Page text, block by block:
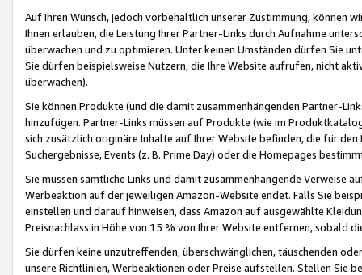
Auf Ihren Wunsch, jedoch vorbehaltlich unserer Zustimmung, können
Ihnen erlauben, die Leistung Ihrer Partner-Links durch Aufnahme
überwachen und zu optimieren. Unter keinen Umständen dürfen Sie
Sie dürfen beispielsweise Nutzern, die Ihre Website aufrufen, nicht
überwachen).
Sie können Produkte (und die damit zusammenhängenden Partner-
hinzufügen. Partner-Links müssen auf Produkte (wie im
sich zusätzlich originäre Inhalte auf Ihrer Website befinden, die für
Suchergebnisse, Events (z. B. Prime Day) oder die Homepages
Sie müssen sämtliche Links und damit zusammenhängende
Werbeaktion auf der jeweiligen Amazon-Website endet. Falls Sie
einstellen und darauf hinweisen, dass Amazon auf ausgewählte
Preisnachlass in Höhe von 15 % von Ihrer Website entfernen, sobald
Sie dürfen keine unzutreffenden, überschwänglichen, täuschenden
unsere Richtlinien, Werbeaktionen oder Preise aufstellen. Stellen Sie